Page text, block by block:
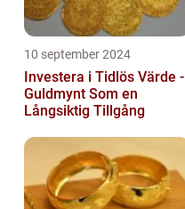
10 september 2024
Investera i Tidlös Värde -
Guldmynt Som en
Långsiktig Tillgång